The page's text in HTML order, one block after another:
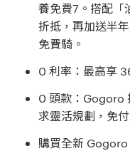
養免費7。搭配「
折抵，再加送半
免費騎。
0 利率：最高享
0 頭款：Gogoro
求靈活規劃，免
購買全新